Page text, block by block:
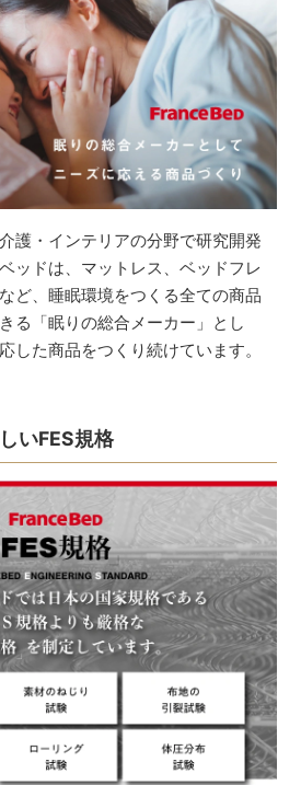
護・インテリアの分野で研究開発
ッドは、マットレス、ベッドフレ
ど、睡眠環境をつくる全ての商品
る「眠りの総合メーカー」とし
した商品をつくり続けています。
いFES規格